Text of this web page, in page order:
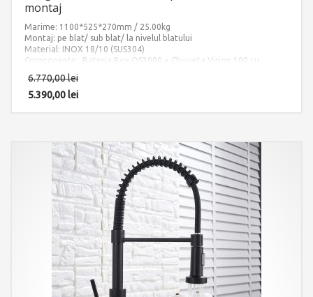
montaj
Marime: 1100*525*270mm / 25.00kg
Montaj: pe blat/ sub blat/ la nivelul blatului
Material: INOX 18/10 (SUS304)
Componente: Bateria Box QS3000 + Chiuveta Vision 100 cu
tocator sticla temperizata. Include: pachet complet accesorii
montaj.
6.770,00lei
5.390,00lei